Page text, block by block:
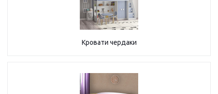
Кровати чердаки